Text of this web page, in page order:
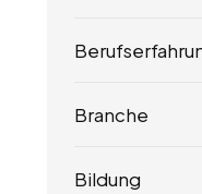
Branche
Bildung